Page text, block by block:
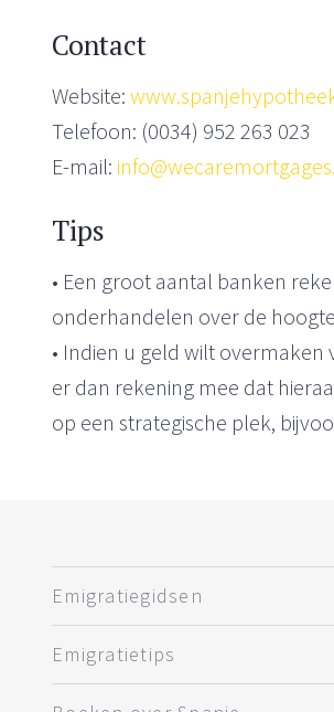
Contact
Website:
Telefoon: (0034) 952 263 023
E-mail:
Tips
• Een groot aantal banken
onderhandelen over de
• Indien u geld wilt
er dan rekening mee dat
op een strategische plek,
Emigratiegidsen
Emigratietips